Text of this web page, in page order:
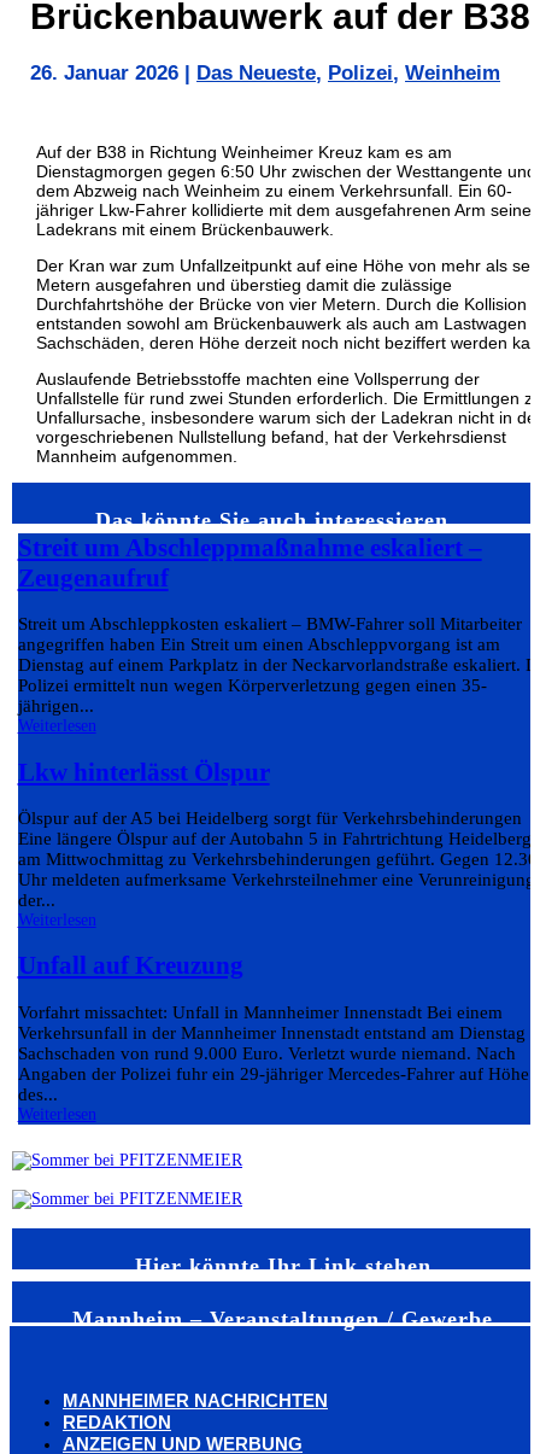
Brückenbauwerk auf der B38
26. Januar 2026 Das Neueste, Polizei, Weinheim
Auf der B38 in Richtung Weinheimer Kreuz kam es am
Dienstagmorgen gegen 6:50 Uhr zwischen der Westtangente und
dem Abzweig nach Weinheim zu einem Verkehrsunfall. Ein 60-
jähriger Lkw-Fahrer kollidierte mit dem ausgefahrenen Arm seines
Ladekrans mit einem Brückenbauwerk.
Der Kran war zum Unfallzeitpunkt auf eine Höhe von mehr als
Metern ausgefahren und überstieg damit die zulässige
Durchfahrtshöhe der Brücke von vier Metern. Durch die Kollision
entstanden sowohl am Brückenbauwerk als auch am Lastwagen
Sachschäden, deren Höhe derzeit noch nicht beziffert werden
Auslaufende Betriebsstoffe machten eine Vollsperrung der
Unfallstelle für rund zwei Stunden erforderlich. Die Ermittlungen
Unfallursache, insbesondere warum sich der Ladekran nicht in
vorgeschriebenen Nullstellung befand, hat der Verkehrsdienst
Mannheim aufgenommen.
Das könnte Sie auch interessieren…
Streit um Abschleppmaßnahme eskaliert –
Zeugenaufruf
Streit um Abschleppkosten eskaliert – BMW-Fahrer soll Mitarbeiter
angegriffen haben Ein Streit um einen Abschleppvorgang ist am
Dienstag auf einem Parkplatz in der Neckarvorlandstraße eskaliert.
Polizei ermittelt nun wegen Körperverletzung gegen einen 35-
jährigen...
Weiterlesen
Lkw hinterlässt Ölspur
Ölspur auf der A5 bei Heidelberg sorgt für Verkehrsbehinderungen
Eine längere Ölspur auf der Autobahn 5 in Fahrtrichtung Heidelberg
am Mittwochmittag zu Verkehrsbehinderungen geführt. Gegen 12.30
Uhr meldeten aufmerksame Verkehrsteilnehmer eine Verunreinigung
der...
Weiterlesen
Unfall auf Kreuzung
Vorfahrt missachtet: Unfall in Mannheimer Innenstadt Bei einem
Verkehrsunfall in der Mannheimer Innenstadt entstand am Dienstag
Sachschaden von rund 9.000 Euro. Verletzt wurde niemand. Nach
Angaben der Polizei fuhr ein 29-jähriger Mercedes-Fahrer auf Höhe
des...
Weiterlesen
Hier könnte Ihr Link stehen
Mannheim – Veranstaltungen / Gewerbe
MANNHEIMER NACHRICHTEN
REDAKTION
ANZEIGEN UND WERBUNG